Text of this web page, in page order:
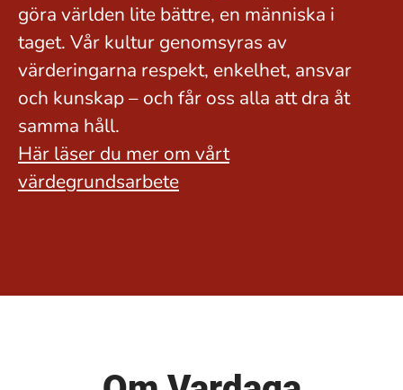
göra världen lite bättre, en människa i
taget. Vår kultur genomsyras av
värderingarna respekt, enkelhet, ansvar
och kunskap – och får oss alla att dra åt
samma håll.
Här läser du mer om vårt
värdegrundsarbete